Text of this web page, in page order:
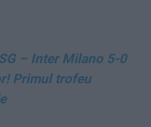
– Inter Milano 5-0
Primul trofeu